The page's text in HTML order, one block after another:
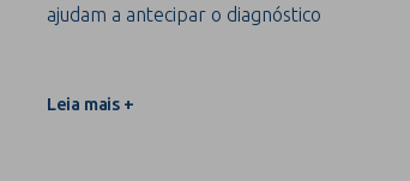
ajudam a antecipar o diagnóstico
Leia mais +